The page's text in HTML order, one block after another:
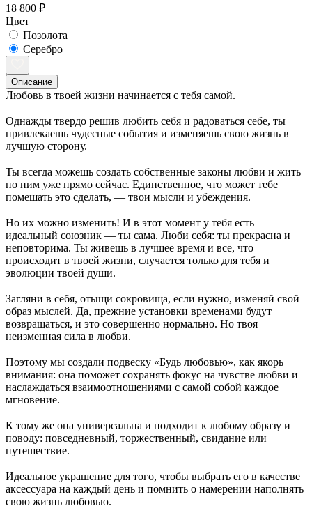
18 800 ₽
Цвет
Позолота
Серебро
Описание
Любовь в твоей жизни начинается с тебя самой.
Однажды твердо решив любить себя и радоваться себе, ты
привлекаешь чудесные события и изменяешь свою жизнь в
лучшую сторону.
Ты всегда можешь создать собственные законы любви и жить
по ним уже прямо сейчас. Единственное, что может тебе
помешать это сделать, — твои мысли и убеждения.
Но их можно изменить! И в этот момент у тебя есть
идеальный союзник — ты сама. Люби себя: ты прекрасна и
неповторима. Ты живешь в лучшее время и все, что
происходит в твоей жизни, случается только для тебя и
эволюции твоей души.
Загляни в себя, отыщи сокровища, если нужно, изменяй свой
образ мыслей. Да, прежние установки временами будут
возвращаться, и это совершенно нормально. Но твоя
неизменная сила в любви.
Поэтому мы создали подвеску «Будь любовью», как якорь
внимания: она поможет сохранять фокус на чувстве любви и
наслаждаться взаимоотношениями с самой собой каждое
мгновение.
К тому же она универсальна и подходит к любому образу и
поводу: повседневный, торжественный, свидание или
путешествие.
Идеальное украшение для того, чтобы выбрать его в качестве
аксессуара на каждый день и помнить о намерении наполнять
свою жизнь любовью.